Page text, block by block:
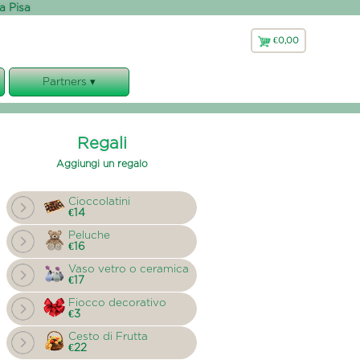
Pisa
€0,00
€0,00
Partners ▾
Florajet
Regali
Aggiungi un regalo
Cioccolatini
€14
Peluche
€16
Vaso vetro o ceramica
€17
Fiocco decorativo
€3
Cesto di Frutta
€22